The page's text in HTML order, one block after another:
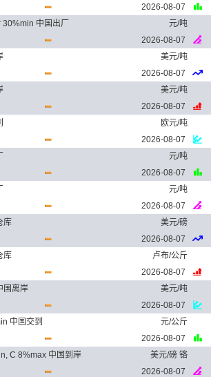
2026-08-07
中国出厂
元/吨
2026-08-07
美元/吨
2026-08-07
美元/吨
2026-08-07
欧元/吨
2026-08-07
元/吨
2026-08-07
元/吨
2026-08-07
库
美元/磅
2026-08-07
库
卢布/公斤
2026-08-07
国离岸
美元/吨
2026-08-07
中国交到
元/公斤
2026-08-07
C 8%max 中国到岸
美元/磅 铬
2026-08-07